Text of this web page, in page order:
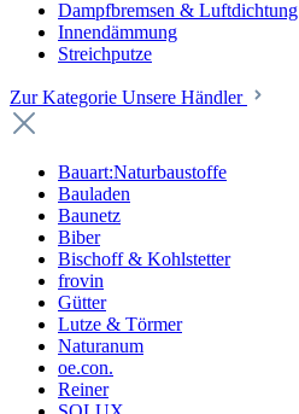
Dampfbremsen & Luftdichtung
Innendämmung
Streichputze
Zur Kategorie Unsere Händler
Bauart:Naturbaustoffe
Bauladen
Baunetz
Biber
Bischoff & Kohlstetter
frovin
Gütter
Lutze & Törmer
Naturanum
oe.con.
Reiner